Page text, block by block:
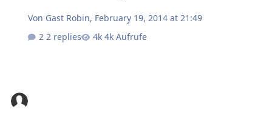
Von Gast Robin, February 19, 2014 at 21:49
2 replies
4k Aufrufe